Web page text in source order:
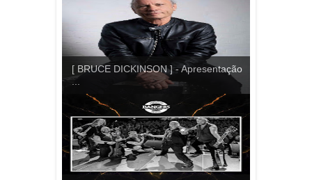
[ BRUCE DICKINSON ] - Apresentação
...